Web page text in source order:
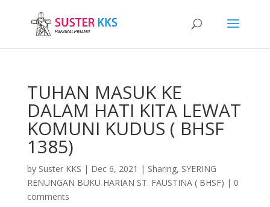
TUHAN MASUK KE
DALAM HATI KITA LEWAT
KOMUNI KUDUS ( BHSF
1385)
by Suster KKS | Dec 6, 2021 | Sharing, SYERING
RENUNGAN BUKU HARIAN ST. FAUSTINA ( BHSF) | 0
comments